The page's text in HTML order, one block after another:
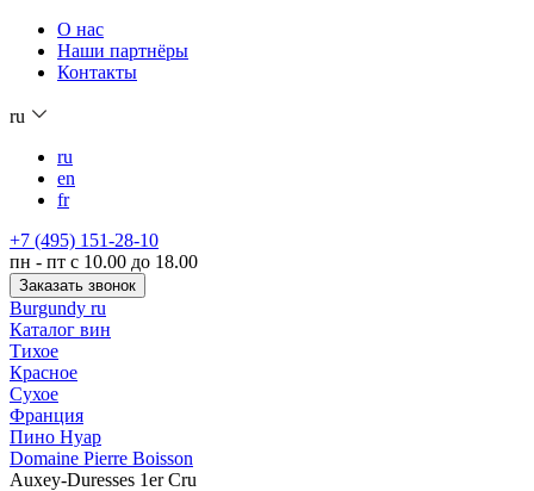
О нас
Наши партнёры
Контакты
ru
ru
en
fr
+7 (495) 151-28-10
пн - пт с 10.00 до 18.00
Заказать звонок
Burgundy ru
Каталог вин
Тихое
Красное
Сухое
Франция
Пино Нуар
Domaine Pierre Boisson
Auxey-Duresses 1er Cru